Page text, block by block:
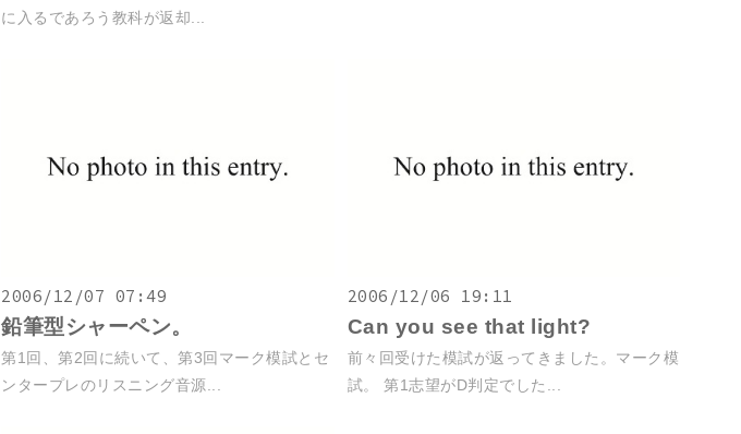
に入るであろう教科が返却...
2006/12/07 07:49
鉛筆型シャーペン。
第1回、第2回に続いて、第3回マーク模試とセ
ンタープレのリスニング音源...
2006/12/06 19:11
Can you see that light?
前々回受けた模試が返ってきました。マーク模
試。 第1志望がD判定でした...